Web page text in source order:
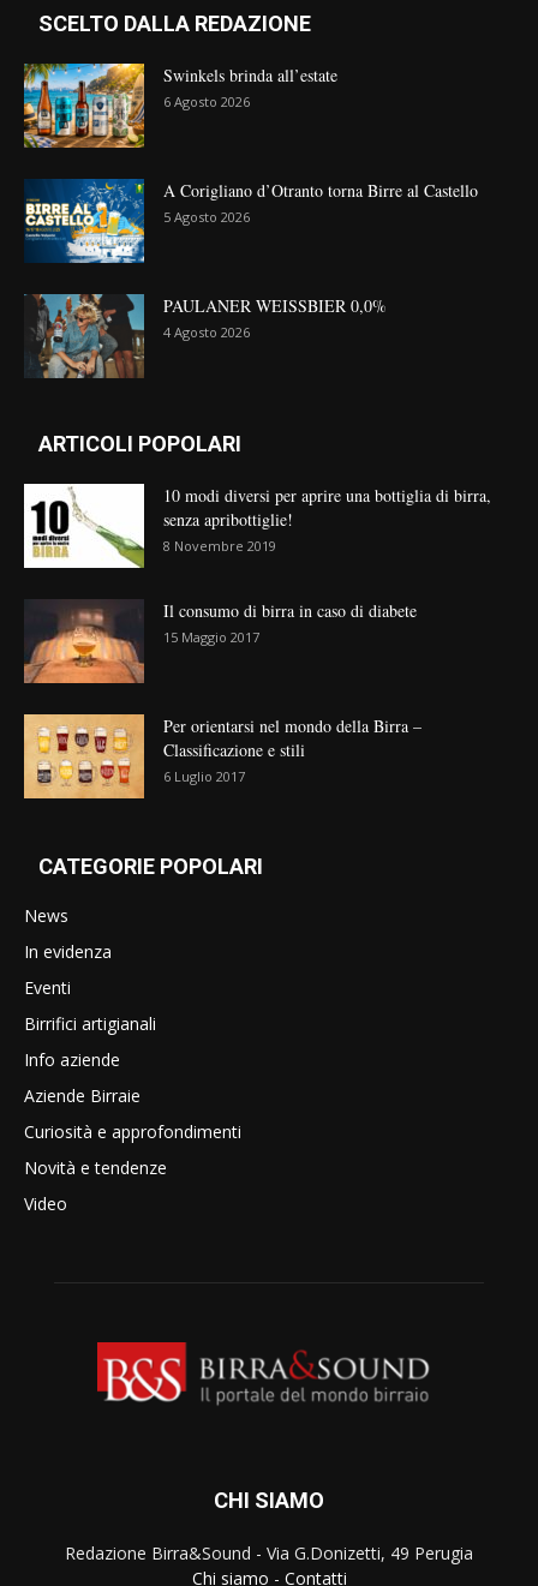
SCELTO DALLA REDAZIONE
Swinkels brinda all’estate
6 Agosto 2026
A Corigliano d’Otranto torna Birre al Castello
5 Agosto 2026
PAULANER WEISSBIER 0,0%
4 Agosto 2026
ARTICOLI POPOLARI
10 modi diversi per aprire una bottiglia di birra,
senza apribottiglie!
8 Novembre 2019
Il consumo di birra in caso di diabete
15 Maggio 2017
Per orientarsi nel mondo della Birra –
Classificazione e stili
6 Luglio 2017
CATEGORIE POPOLARI
News
In evidenza
Eventi
Birrifici artigianali
Info aziende
Aziende Birraie
Curiosità e approfondimenti
Novità e tendenze
Video
CHI SIAMO
Redazione Birra&Sound - Via G.Donizetti, 49 Perugia
Chi siamo - Contatti